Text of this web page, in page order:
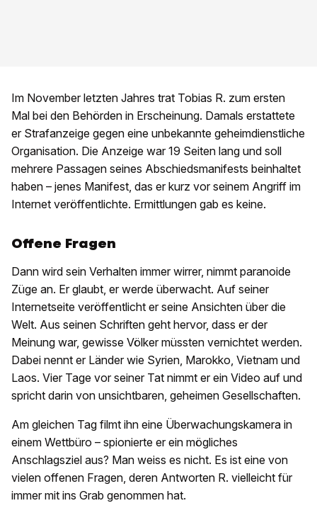
Im November letzten Jahres trat Tobias R. zum ersten
Mal bei den Behörden in Erscheinung. Damals erstattete
er Strafanzeige gegen eine unbekannte geheimdienstliche
Organisation. Die Anzeige war 19 Seiten lang und soll
mehrere Passagen seines Abschiedsmanifests beinhaltet
haben – jenes Manifest, das er kurz vor seinem Angriff im
Internet veröffentlichte. Ermittlungen gab es keine.
Offene Fragen
Dann wird sein Verhalten immer wirrer, nimmt paranoide
Züge an. Er glaubt, er werde überwacht. Auf seiner
Internetseite veröffentlicht er seine Ansichten über die
Welt. Aus seinen Schriften geht hervor, dass er der
Meinung war, gewisse Völker müssten vernichtet werden.
Dabei nennt er Länder wie Syrien, Marokko, Vietnam und
Laos. Vier Tage vor seiner Tat nimmt er ein Video auf und
spricht darin von unsichtbaren, geheimen Gesellschaften.
Am gleichen Tag filmt ihn eine Überwachungskamera in
einem Wettbüro – spionierte er ein mögliches
Anschlagsziel aus? Man weiss es nicht. Es ist eine von
vielen offenen Fragen, deren Antworten R. vielleicht für
immer mit ins Grab genommen hat.